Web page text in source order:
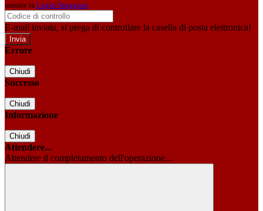
tramite la Login Spaggiari
E-mail inviata, si prega di controllare la casella di posta elettronica!
Errore
Chiudi
Successo
Chiudi
Informazione
Chiudi
Attendere...
Attendere il completamento dell'operazione...